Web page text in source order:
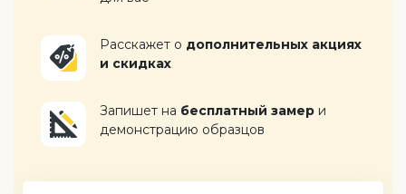
Расскажет о дополнительных акциях
и скидках
Запишет на бесплатный замер и
демонстрацию образцов